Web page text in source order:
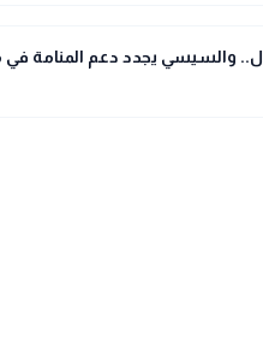
والسيسي يجدد دعم المنامة في